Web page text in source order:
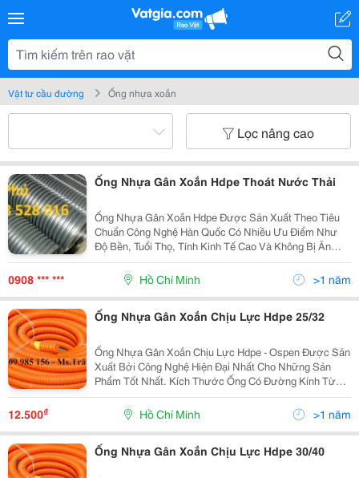
Vật tư cầu đường Ống nhựa xoắn
Lọc nâng cao
Ống Nhựa Gân Xoắn Hdpe Thoát Nước Thải
Ống Nhựa Gân Xoắn Hdpe Được Sản Xuất Theo Tiêu
Chuẩn Công Nghệ Hàn Quốc Có Nhiều Ưu Điểm Như
Độ Bền, Tuổi Thọ, Tính Kinh Tế Cao Và Không Bị Ăn
Mòn. Ống Được Sản Xuất Từ Hạt Hdpe Mật Độ Cao,
Phía Trong Rộng Ít Ma Sát, Chế Độ Dòng Chảy Tốt, Giữa
Vách T
0908 *** *** Hồ Chí Minh >1 năm
Ống Nhựa Gân Xoắn Chịu Lực Hdpe 25/32
Ống Nhựa Gân Xoắn Chịu Lực Hdpe - Ospen Được Sản
Xuất Bởi Công Nghệ Hiện Đại Nhất Cho Những Sản
Phẩm Tốt Nhất. Kích Thước Ống Có Đường Kính Từ
25Mm Đến 250Mm . Ưu Điểm: Độ Dài Liên Tục, Dễ
Dàng Uốn Cong, Khả Năng Chịu Lực Lớn, Kinh Tế, Tiết
12.500₫ Hồ Chí Minh >1 năm
Ống Nhựa Gân Xoắn Chịu Lực Hdpe 30/40